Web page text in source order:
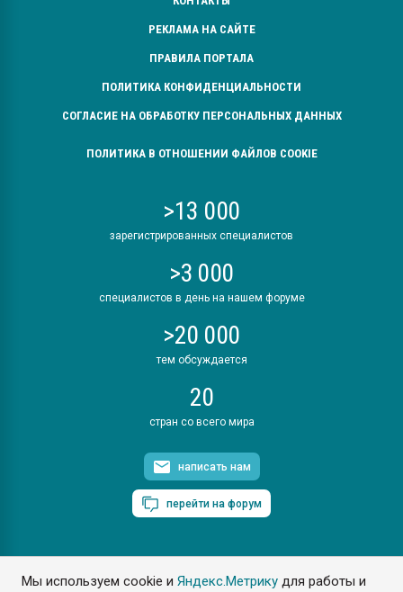
Мы используем cookie иЯндекс.Метрику для работы и
РЕКЛАМА НА САЙТЕ
ПРАВИЛА ПОРТАЛА
ПОЛИТИКА КОНФИДЕНЦИАЛЬНОСТИ
СОГЛАСИЕ НА ОБРАБОТКУ ПЕРСОНАЛЬНЫХ ДАННЫХ
ПОЛИТИКА В ОТНОШЕНИИ ФАЙЛОВ COOKIE
>13 000
зарегистрированных специалистов
>3 000
специалистов в день на нашем форуме
>20 000
тем обсуждается
20
стран со всего мира
написать нам
перейти на форум
ПластЭксперт © 2006. Все права защищены